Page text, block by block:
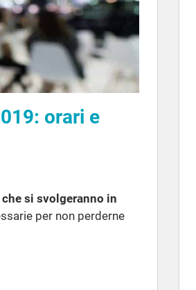
orari e
si svolgeranno in
per non perderne